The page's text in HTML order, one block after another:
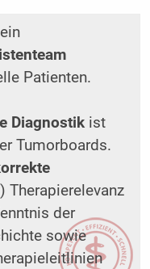
Patienten.
Diagnostikist
Tumorboards.
Therapierelevanz
der
sowie